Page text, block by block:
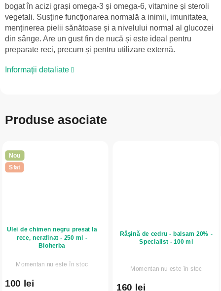
bogat în acizi grași omega-3 și omega-6, vitamine și steroli
vegetali. Susține funcționarea normală a inimii, imunitatea,
menținerea pielii sănătoase și a nivelului normal al glucozei
din sânge. Are un gust fin de nucă și este ideal pentru
preparate reci, precum și pentru utilizare externă.
Informaţii detaliate
Produse asociate
Nou
Sfat
Ulei de chimen negru presat la
rece, nerafinat - 250 ml -
Bioherba
Momentan nu este în stoc
100 lei
Rășină de cedru - balsam 20% -
Specialist - 100 ml
Momentan nu este în stoc
160 lei